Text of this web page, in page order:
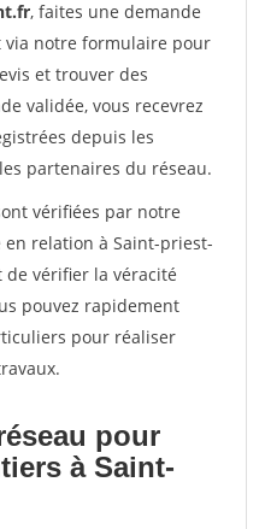
, faites une demande
via notre formulaire pour
et trouver des
validée, vous recevrez
depuis les
partenaires du réseau.
vérifiées par notre
relation à Saint-priest-
vérifier la véracité
pouvez rapidement
pour réaliser
pour
à Saint-